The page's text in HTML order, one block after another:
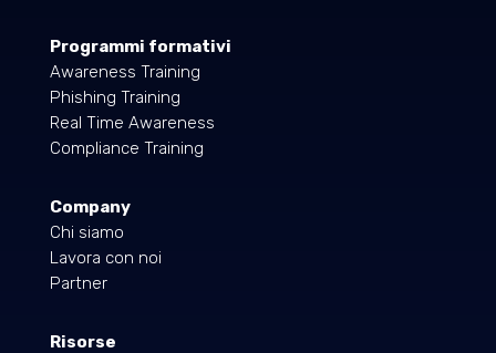
Programmi formativi
Awareness Training
Phishing Training
Real Time Awareness
Compliance Training
Company
Chi siamo
Lavora con noi
Partner
Risorse